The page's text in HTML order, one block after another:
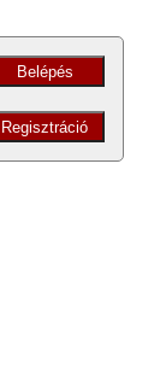
Belépés
Regisztráció